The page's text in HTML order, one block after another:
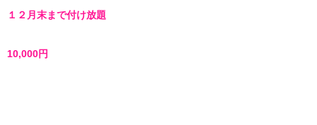
１２月末まで付け放題
10,000円